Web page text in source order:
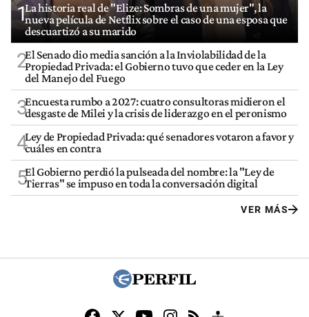
1La historia real de "Elize: Sombras de una mujer", la
nueva película de Netflix sobre el caso de una esposa que
descuartizó a su marido
2El Senado dio media sanción a la Inviolabilidad de la
Propiedad Privada: el Gobierno tuvo que ceder en la Ley
del Manejo del Fuego
3Encuesta rumbo a 2027: cuatro consultoras midieron el
desgaste de Milei y la crisis de liderazgo en el peronismo
4Ley de Propiedad Privada: qué senadores votaron a favor y
cuáles en contra
5El Gobierno perdió la pulseada del nombre: la "Ley de
Tierras" se impuso en toda la conversación digital
VER MÁS